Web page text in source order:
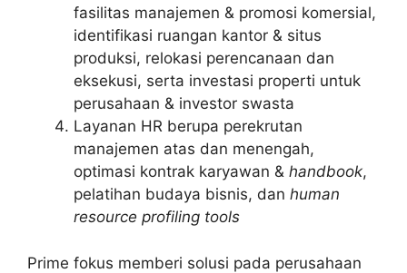
fasilitas manajemen & promosi komersial,
identifikasi ruangan kantor & situs
produksi, relokasi perencanaan dan
eksekusi, serta investasi properti untuk
perusahaan & investor swasta
Layanan HR berupa perekrutan
manajemen atas dan menengah,
optimasi kontrak karyawan & handbook,
pelatihan budaya bisnis, dan human
resource profiling tools
Prime fokus memberi solusi pada perusahaan